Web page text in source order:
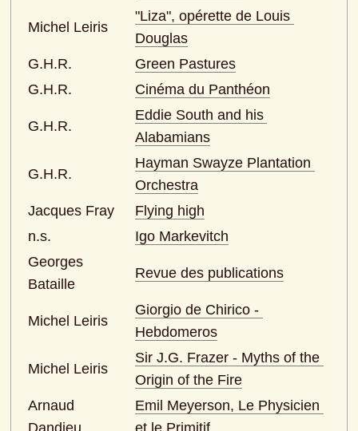
Michel Leiris
"Liza", opérette de Louis
Douglas
G.H.R.
Green Pastures
G.H.R.
Cinéma du Panthéon
G.H.R.
Eddie South and his
Alabamians
G.H.R.
Hayman Swayze Plantation
Orchestra
Jacques Fray
Flying high
n.s.
Igo Markevitch
Georges
Bataille
Revue des publications
Michel Leiris
Giorgio de Chirico -
Hebdomeros
Michel Leiris
Sir J.G. Frazer - Myths of the
Origin of the Fire
Arnaud
Emil Meyerson, Le Physicien